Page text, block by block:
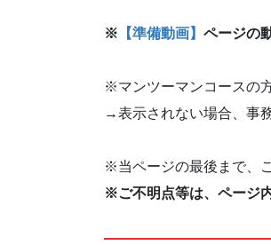
※ 【準備動画】 ページの
※マンツーマンコースの
→表示されない場合、事
※当ページの最後まで、
※ご不明点等は、ページ